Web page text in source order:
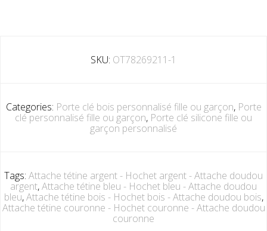
SKU: OT78269211-1
Categories: Porte clé bois personnalisé fille ou garçon, Porte
clé personnalisé fille ou garçon, Porte clé silicone fille ou
garçon personnalisé
Tags: Attache tétine argent - Hochet argent - Attache doudou
argent,Attache tétine bleu - Hochet bleu - Attache doudou
bleu,Attache tétine bois - Hochet bois - Attache doudou bois,
Attache tétine couronne - Hochet couronne - Attache doudou
couronne